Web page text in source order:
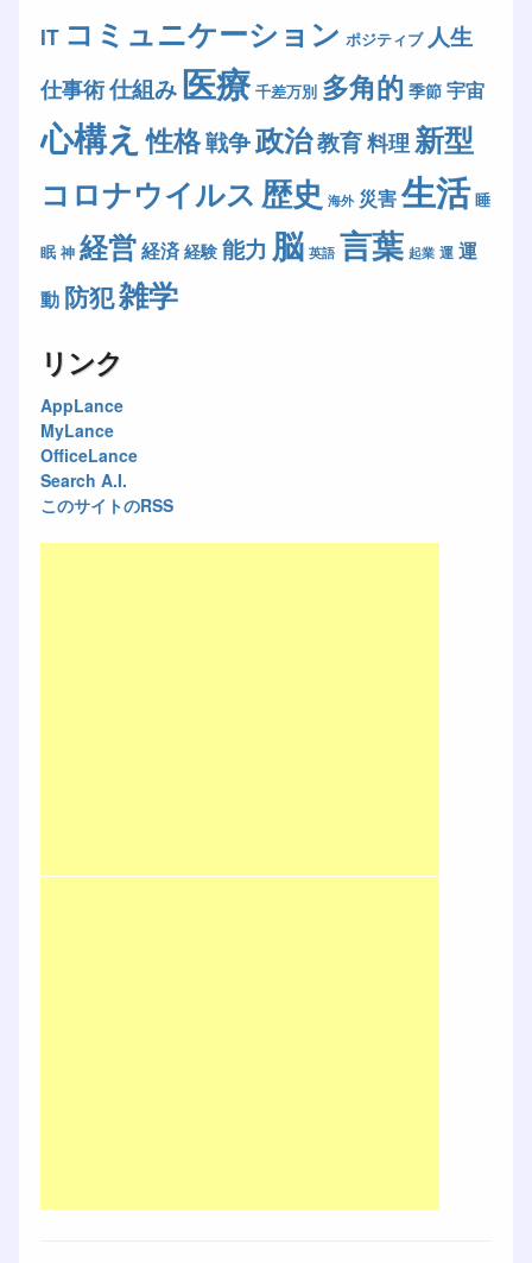
IT コミュニケーション ポジティブ 人生
仕事術仕組み医療 千差万別 多角的 季節 宇宙
心構え 性格戦争政治教育料理 新型
コロナウイルス 歴史 海外 災害生活 睡
眠 神 経営経済 経験 能力 脳 英語 言葉 起業 運 運
動 防犯雑学
リンク
AppLance
MyLance
OfficeLance
Search A.I.
このサイトのRSS